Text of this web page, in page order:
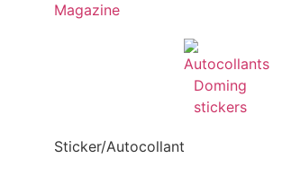
Magazine
Sticker/Autocollant